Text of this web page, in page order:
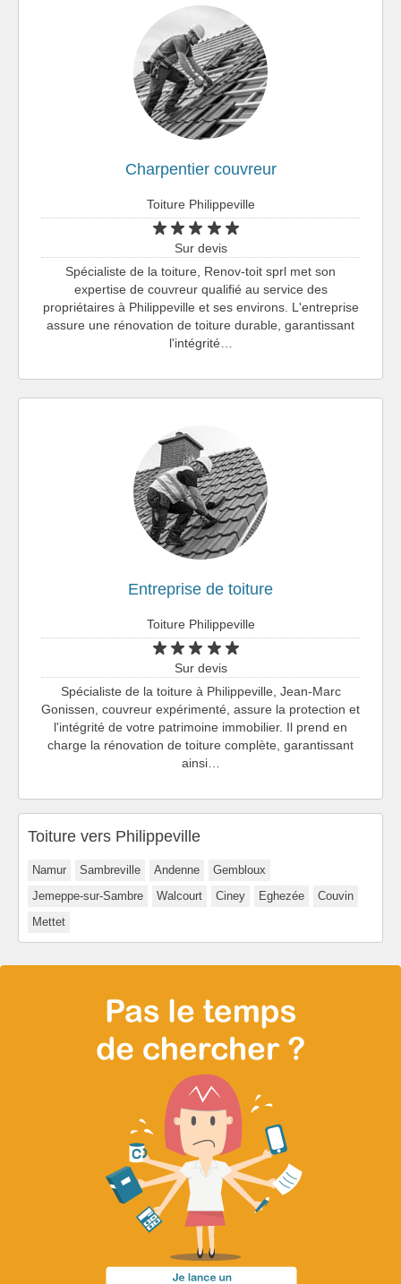
Charpentier couvreur
Toiture Philippeville
Sur devis
Spécialiste de la toiture, Renov-toit sprl met son
expertise de couvreur qualifié au service des
propriétaires à Philippeville et ses environs. L'entreprise
assure une rénovation de toiture durable, garantissant
l'intégrité…
Entreprise de toiture
Toiture Philippeville
Sur devis
Spécialiste de la toiture à Philippeville, Jean-Marc
Gonissen, couvreur expérimenté, assure la protection et
l'intégrité de votre patrimoine immobilier. Il prend en
charge la rénovation de toiture complète, garantissant
ainsi…
Toiture vers Philippeville
Namur Sambreville Andenne
Gembloux
Jemeppe-sur-Sambre
Walcourt Ciney Eghezée
Couvin
Mettet